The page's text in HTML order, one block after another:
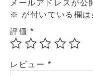
メールアドレスが公
※ が付いている欄
評価 *
レビュー *